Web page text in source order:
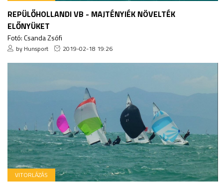
REPÜLŐHOLLANDI VB - MAJTÉNYIÉK NÖVELTÉK
ELŐNYÜKET
Fotó: Csanda Zsófi
by Hunsport 2019-02-18 19:26
VITORLÁZÁS